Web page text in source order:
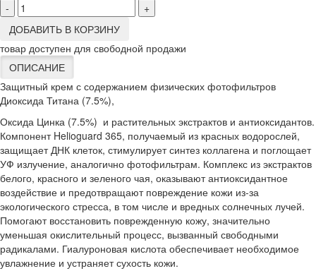
-
+
ДОБАВИТЬ В КОРЗИНУ
товар доступен для свободной продажи
ОПИСАНИЕ
Защитный крем с содержанием физических фотофильтров
Диоксида Титана (7.5%),
Оксида Цинка (7.5%) и растительных экстрактов и антиоксидантов.
Компонент Helioguard 365, получаемый из красных водорослей,
защищает ДНК клеток, стимулирует синтез коллагена и поглощает
УФ излучение, аналогично фотофильтрам. Комплекс из экстрактов
белого, красного и зеленого чая, оказывают антиоксидантное
воздействие и предотвращают повреждение кожи из-за
экологического стресса, в том числе и вредных солнечных лучей.
Помогают восстановить поврежденную кожу, значительно
уменьшая окислительный процесс, вызванный свободными
радикалами. Гиалуроновая кислота обеспечивает необходимое
увлажнение и устраняет сухость кожи.